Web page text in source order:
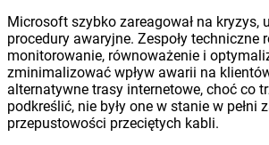
Microsoft szybko zareagował na kryzys,
procedury awaryjne. Zespoły techniczne
monitorowanie, równoważenie i
zminimalizować wpływ awarii na
alternatywne trasy internetowe, choć co
podkreślić, nie były one w stanie w pełni
przepustowości przeciętych kabli.